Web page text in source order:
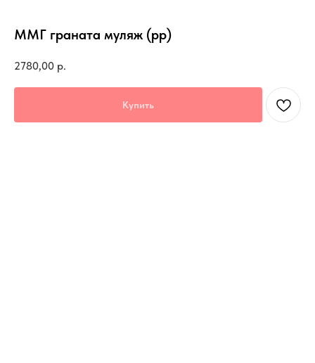
ММГ граната муляж (рр)
2780,00 р.
Купить